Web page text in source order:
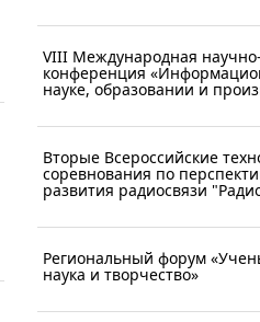
VIII Международная
конференция
науке, образовании и
Вторые Всероссийские
соревнования по
развития радиосвязи
Региональный форум
наука и творчество»